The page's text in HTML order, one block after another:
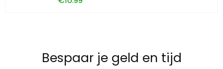
Bespaar je geld en tijd